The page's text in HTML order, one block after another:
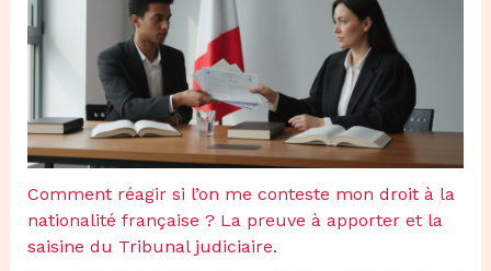
Comment réagir si l’on me conteste mon droit à la
nationalité française ? La preuve à apporter et la
saisine du Tribunal judiciaire.